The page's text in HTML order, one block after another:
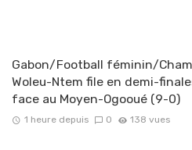
Gabon/Football féminin/
Woleu-Ntem file en demi-
face au Moyen-Ogooué (9-0)
1 heure depuis 0 138 vues